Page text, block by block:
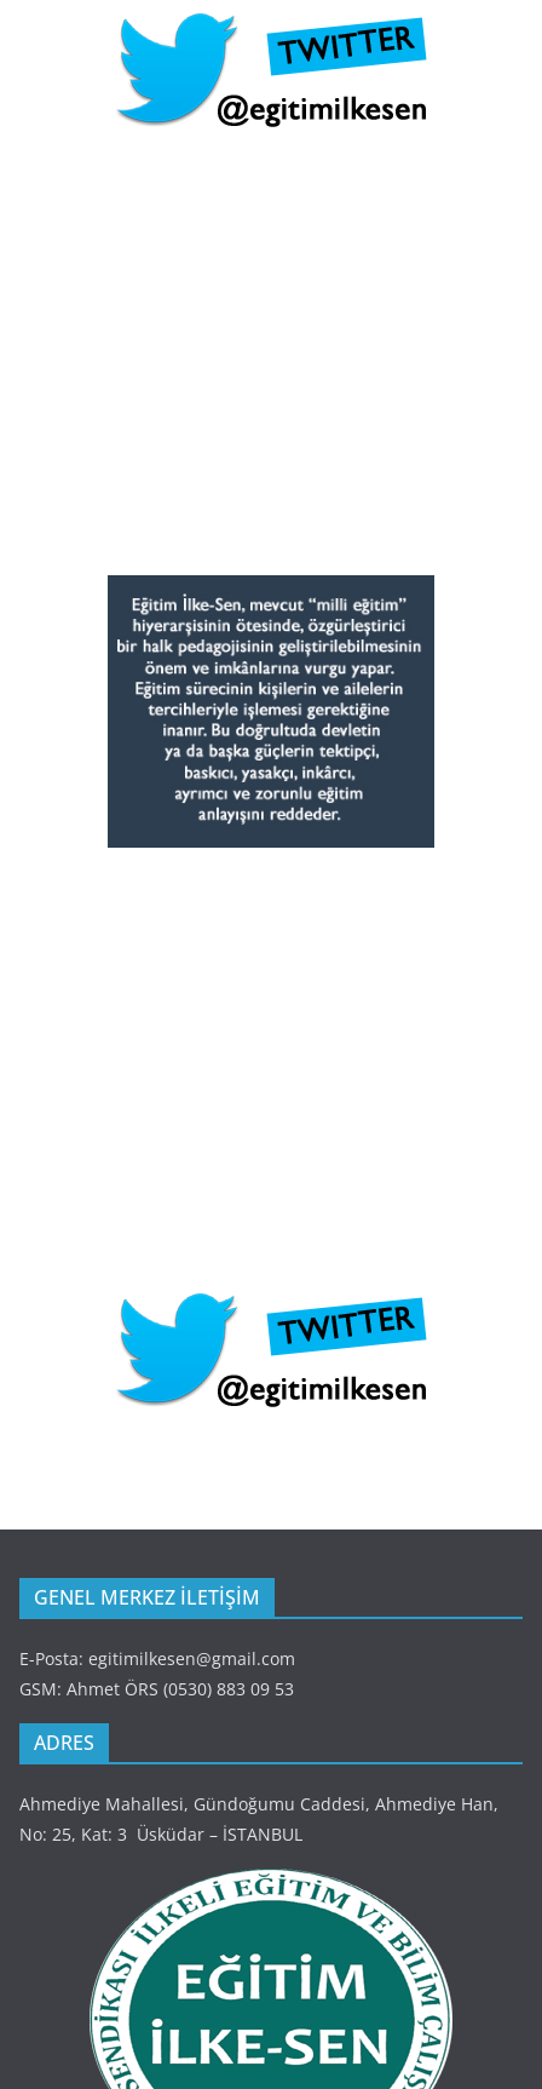
GENEL MERKEZ İLETİŞİM
E-Posta: egitimilkesen@gmail.com
GSM: Ahmet ÖRS (0530) 883 09 53
ADRES
Ahmediye Mahallesi, Gündoğumu Caddesi, Ahmediye Han,
No: 25, Kat: 3 Üsküdar – İSTANBUL